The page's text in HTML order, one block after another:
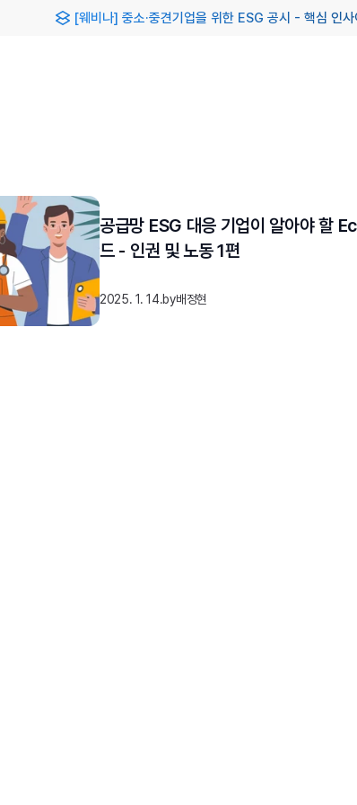
[웨비나] 중소·중견기업을 위한 ESG 공시 - 핵심 인사
공급망 ESG 대응 기업이 알아야 할
드 - 인권 및 노동 1편
2025. 1. 14.by배정현